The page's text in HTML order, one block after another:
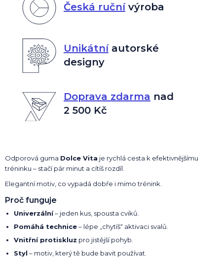
Česká ručnívýroba
Unikátníautorské
designy
Doprava zdarma nad
2 500 Kč
Odporová guma Dolce Vita je rychlá cesta k efektivnějšímu
tréninku – stačí pár minut a cítíš rozdíl.
Elegantní motiv, co vypadá dobře i mimo trénink.
Proč funguje
Univerzální– jeden kus, spousta cviků.
Pomáhá technice– lépe „chytíš“ aktivaci svalů.
Vnitřní protiskluz pro jistější pohyb.
Styl – motiv, který tě bude bavit používat.